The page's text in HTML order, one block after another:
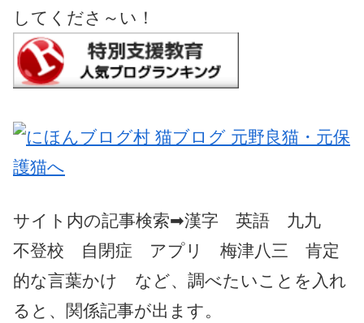
してくださ～い！
サイト内の記事検索➡漢字 英語 九九
不登校 自閉症 アプリ 梅津八三 肯定
的な言葉かけ など、調べたいことを入れ
ると、関係記事が出ます。